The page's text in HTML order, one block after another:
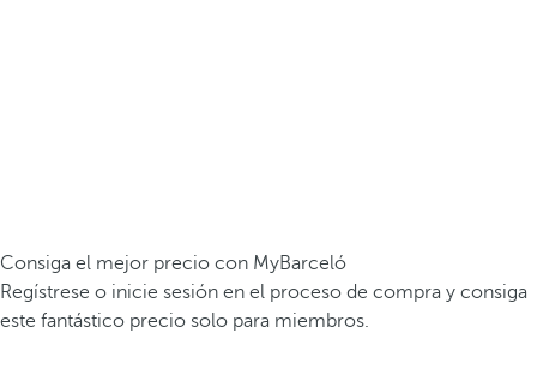
Consiga el mejor precio con MyBarceló
Regístrese o inicie sesión en el proceso de compra y consiga
este fantástico precio solo para miembros.